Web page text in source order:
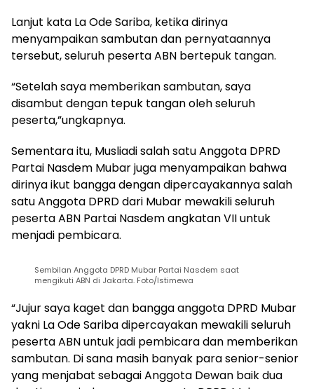
Lanjut kata La Ode Sariba, ketika dirinya
menyampaikan sambutan dan pernyataannya
tersebut, seluruh peserta ABN bertepuk tangan.
“Setelah saya memberikan sambutan, saya
disambut dengan tepuk tangan oleh seluruh
peserta,”ungkapnya.
Sementara itu, Musliadi salah satu Anggota DPRD
Partai Nasdem Mubar juga menyampaikan bahwa
dirinya ikut bangga dengan dipercayakannya salah
satu Anggota DPRD dari Mubar mewakili seluruh
peserta ABN Partai Nasdem angkatan VII untuk
menjadi pembicara.
Sembilan Anggota DPRD Mubar Partai Nasdem saat
mengikuti ABN di Jakarta. Foto/Istimewa
“Jujur saya kaget dan bangga anggota DPRD Mubar
yakni La Ode Sariba dipercayakan mewakili seluruh
peserta ABN untuk jadi pembicara dan memberikan
sambutan. Di sana masih banyak para senior-senior
yang menjabat sebagai Anggota Dewan baik dua